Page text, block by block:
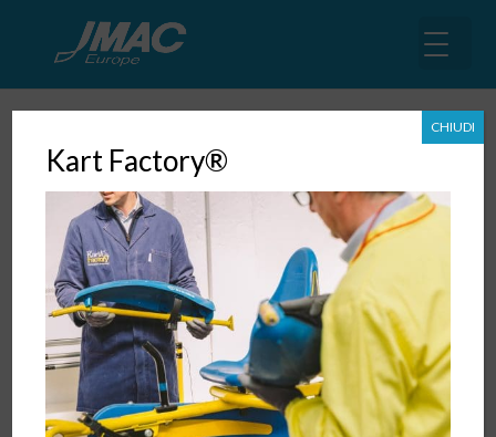
Kart Factory®
CHIUDI